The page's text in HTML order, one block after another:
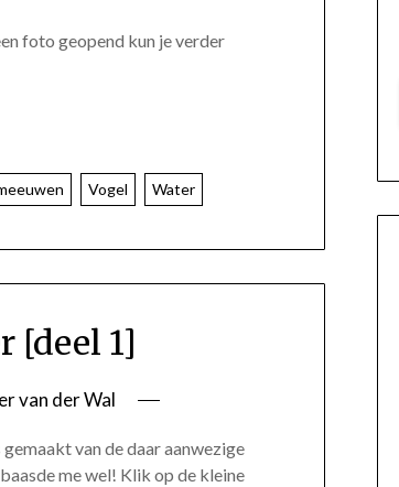
foto geopend kun je verder
Vogel Water
[deel 1]
van der Wal
van de daar aanwezige
me wel! Klik op de kleine